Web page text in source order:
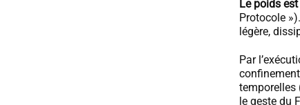
Le poids
Protocole
légère,
Par
temporelles
le geste du